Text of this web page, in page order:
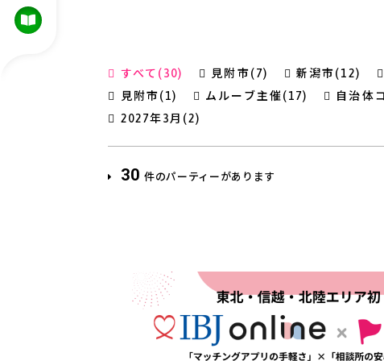
すべて(30) 見附市(7) 新潟市(12)
見附市(1)
ムルーブ主催(17) 自治体
2027年3月(2)
30 件のパーティーがあります